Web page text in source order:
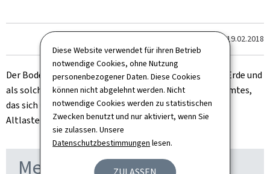
Diese Website verwendet für ihren Betrieb
notwendige Cookies, ohne Nutzung
personenbezogener Daten. Diese Cookies
können nicht abgelehnt werden. Nicht
notwendige Cookies werden zu statistischen
Zwecken benutzt und nur aktiviert, wenn Sie
sie zulassen. Unsere
Datenschutzbestimmungen lesen.
Zum letzten Mal aktualisiert am19.02.2018
Der Boden ist ein unabkömmlicher Wertstoff unserer Erde und
als solcher eine der Kompetenzbereiche des Umweltamtes,
das sich um den Bodenschutz und die Handhabung von
Altlasten kümmert.
Mehr zu diesem Thema